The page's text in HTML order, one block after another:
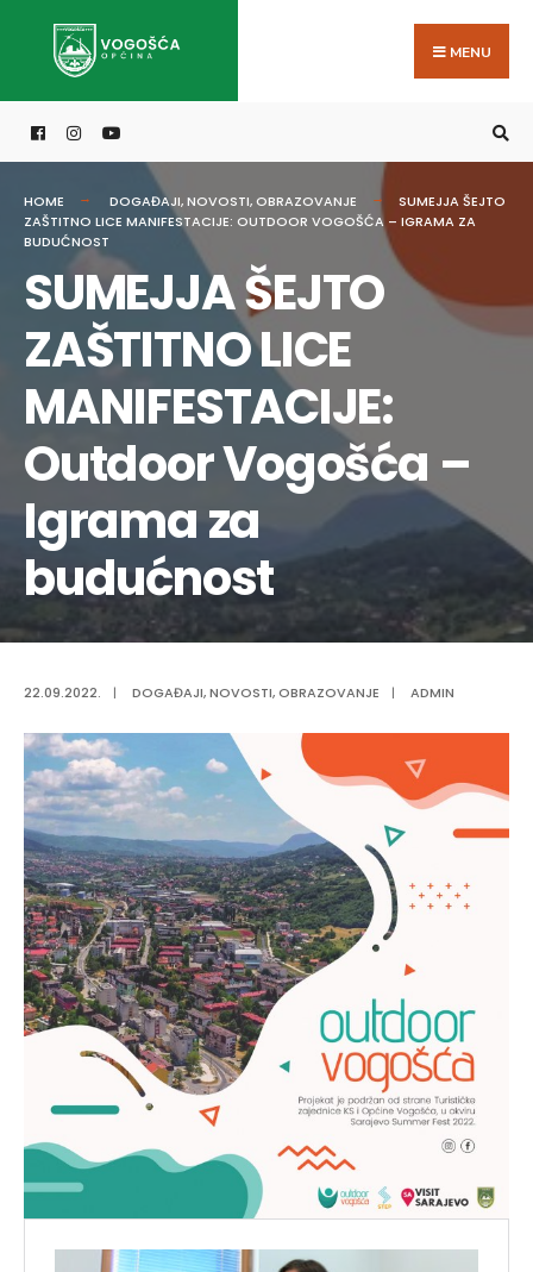
MENU
HOME DOGAĐAJI,NOVOSTI,OBRAZOVANJE
SUMEJJA ŠEJTO
ZAŠTITNO LICE MANIFESTACIJE: OUTDOOR VOGOŠĆA – IGRAMA ZA
BUDUĆNOST
SUMEJJA ŠEJTO
ZAŠTITNO LICE
MANIFESTACIJE:
Outdoor Vogošća –
Igrama za
budućnost
22.09.2022. | DOGAĐAJI,NOVOSTI,OBRAZOVANJE | ADMIN
for: